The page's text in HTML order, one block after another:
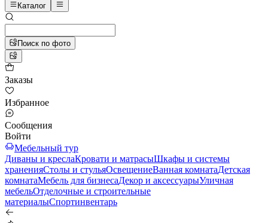
Каталог
Поиск по фото
Заказы
Избранное
Сообщения
Войти
Мебельный тур
Диваны и креслаКровати и матрасыШкафы и системы
храненияСтолы и стульяОсвещениеВанная комнатаДетская
комнатаМебель для бизнесаДекор и аксессуарыУличная
мебельОтделочные и строительные
материалыСпортинвентарь